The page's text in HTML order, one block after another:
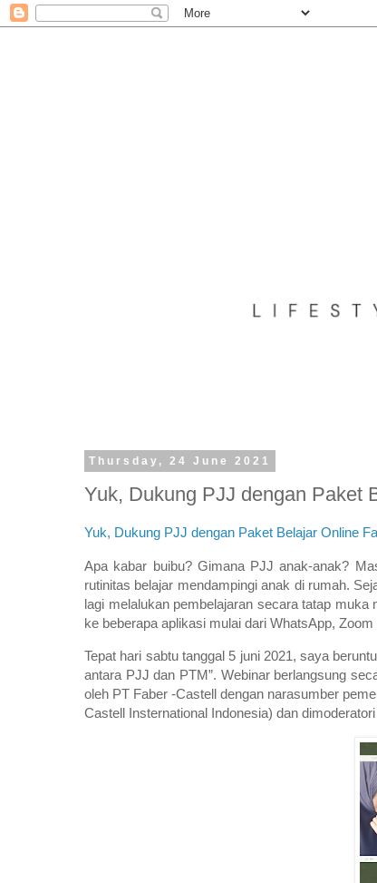
Thursday, 24 June 2021
Yuk, Dukung PJJ dengan Paket
Yuk, Dukung PJJ dengan Paket Belajar Online
Apa kabar buibu? Gimana PJJ anak-anak?
rutinitas belajar mendampingi anak di rumah.
lagi melalukan pembelajaran secara tatap
ke beberapa aplikasi mulai dari WhatsApp,
Tepat hari sabtu tanggal 5 juni 2021, saya
antara PJJ dan PTM”. Webinar berlangsung
oleh PT Faber -Castell dengan narasumber
Castell Insternational Indonesia) dan